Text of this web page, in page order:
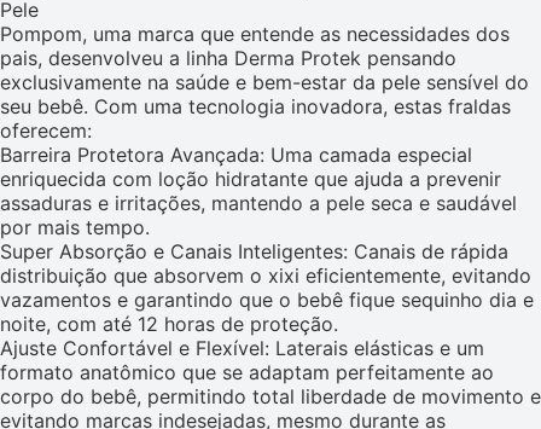
Pele
Pompom, uma marca que entende as necessidades dos
pais, desenvolveu a linha Derma Protek pensando
exclusivamente na saúde e bem-estar da pele sensível do
seu bebê. Com uma tecnologia inovadora, estas fraldas
oferecem:
Barreira Protetora Avançada: Uma camada especial
enriquecida com loção hidratante que ajuda a prevenir
assaduras e irritações, mantendo a pele seca e saudável
por mais tempo.
Super Absorção e Canais Inteligentes: Canais de rápida
distribuição que absorvem o xixi eficientemente, evitando
vazamentos e garantindo que o bebê fique sequinho dia e
noite, com até 12 horas de proteção.
Ajuste Confortável e Flexível: Laterais elásticas e um
formato anatômico que se adaptam perfeitamente ao
corpo do bebê, permitindo total liberdade de movimento e
evitando marcas indesejadas, mesmo durante as